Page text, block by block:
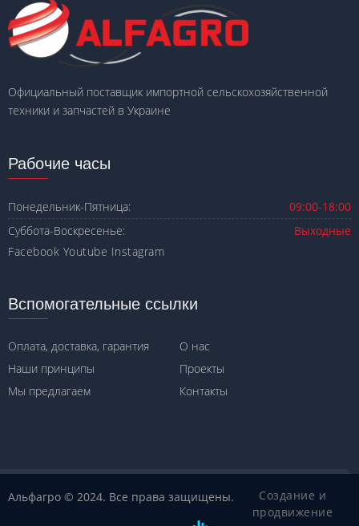
Официальный поставщик импортной сельскохозяйственной
техники и запчастей в Украине
Рабочие часы
Понедельник-Пятница:
09:00-18:00
Суббота-Воскресенье:
Выходные
Facebook Youtube Instagram
Вспомогательные ссылки
Оплата, доставка, гарантия
О нас
Наши принципы
Проекты
Мы предлагаем
Контакты
Альфагро © 2024. Все права защищены.
Создание и
продвижение